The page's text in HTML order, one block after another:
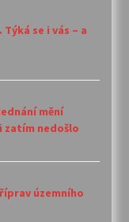
se i vás – a
mění
zatím nedošlo
územního